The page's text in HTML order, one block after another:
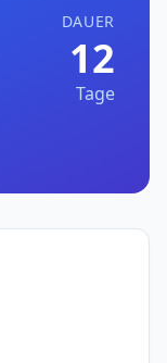
DAUER
12
Tage